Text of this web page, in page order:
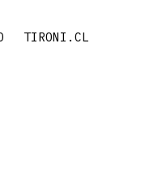
TIRONI.CL